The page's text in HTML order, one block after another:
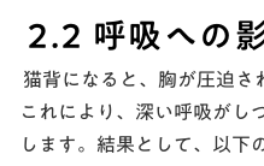
2.2 呼吸への
猫背になると、胸が圧迫さ
これにより、深い呼吸が
します。結果として、以下